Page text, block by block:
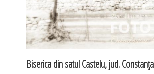
Biserica din satul Castelu, jud. Constanţa